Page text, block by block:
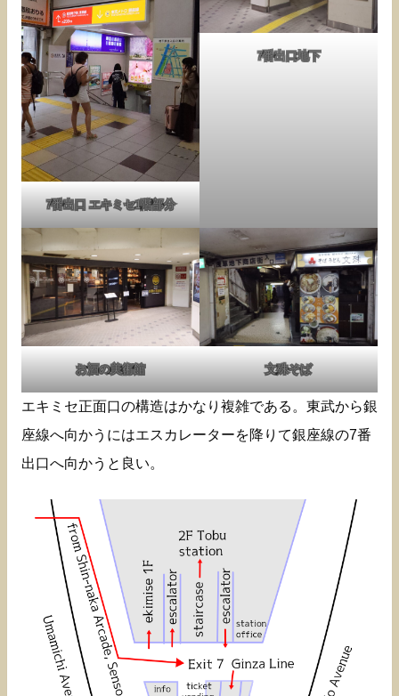
7番出口 エキミセ1階部分
7番出口地下
お酒の美術館 文殊そば
エキミセ正面口の構造はかなり複雑である。東武から銀
座線へ向かうにはエスカレーターを降りて銀座線の7番
出口へ向かうと良い。